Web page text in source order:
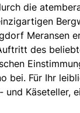
die
Meransen
des
bei. Für Ihr
Käseteller,